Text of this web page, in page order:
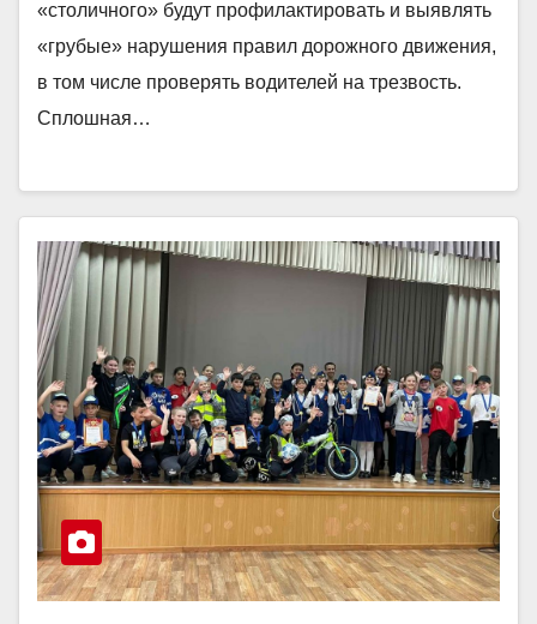
«столичного» будут профилактировать и выявлять
«грубые» нарушения правил дорожного движения,
в том числе проверять водителей на трезвость.
Сплошная…